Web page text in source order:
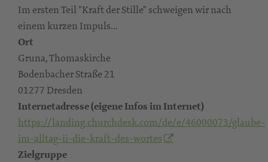
Im ersten Teil "Kraft der Stille" schweigen wir nach
einem kurzen Impuls...
Ort
Gruna, Thomaskirche
Bodenbacher Straße 21
01277 Dresden
Internetadresse (eigene Infos im Internet)
https://landing.churchdesk.com/de/e/46000073/glaube-
im-alltag-ii-die-kraft-des-wortes
Zielgruppe